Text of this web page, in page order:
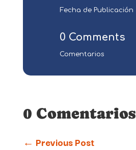
Fecha de Publicación
0 Comments
Comentarios
0 Comentarios
← Previous Post